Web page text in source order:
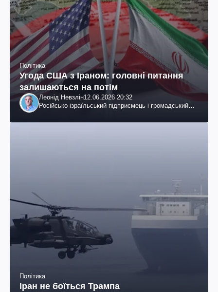
Політика
Угода США з Іраном: головні питання
залишаються на потім
Леонід Невзлін12.06.2026 20:32
Російсько-ізраїльський підприємець і громадський
Політика
Іран не боїться Трампа